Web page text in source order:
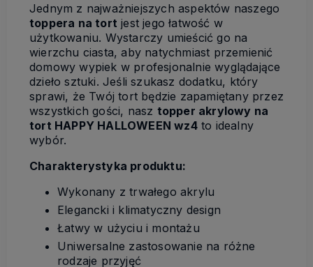
Jednym z najważniejszych aspektów naszego
toppera na tort jest jego łatwość w
użytkowaniu. Wystarczy umieścić go na
wierzchu ciasta, aby natychmiast przemienić
domowy wypiek w profesjonalnie wyglądające
dzieło sztuki. Jeśli szukasz dodatku, który
sprawi, że Twój tort będzie zapamiętany przez
wszystkich gości, nasz topper akrylowy na
tort HAPPY HALLOWEEN wz4to idealny
wybór.
Charakterystyka produktu:
Wykonany z trwałego akrylu
Elegancki i klimatyczny design
Łatwy w użyciu i montażu
Uniwersalne zastosowanie na różne
rodzaje przyjęć